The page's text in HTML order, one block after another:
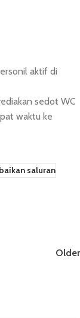
aktif di
sedot WC
waktu ke
saluran
Older